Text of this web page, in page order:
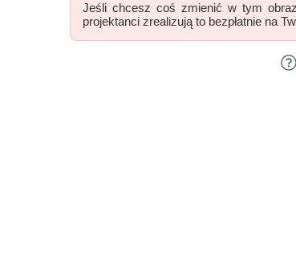
Jeśli chcesz coś zmienić w tym
projektanci zrealizują to bezpłatnie na